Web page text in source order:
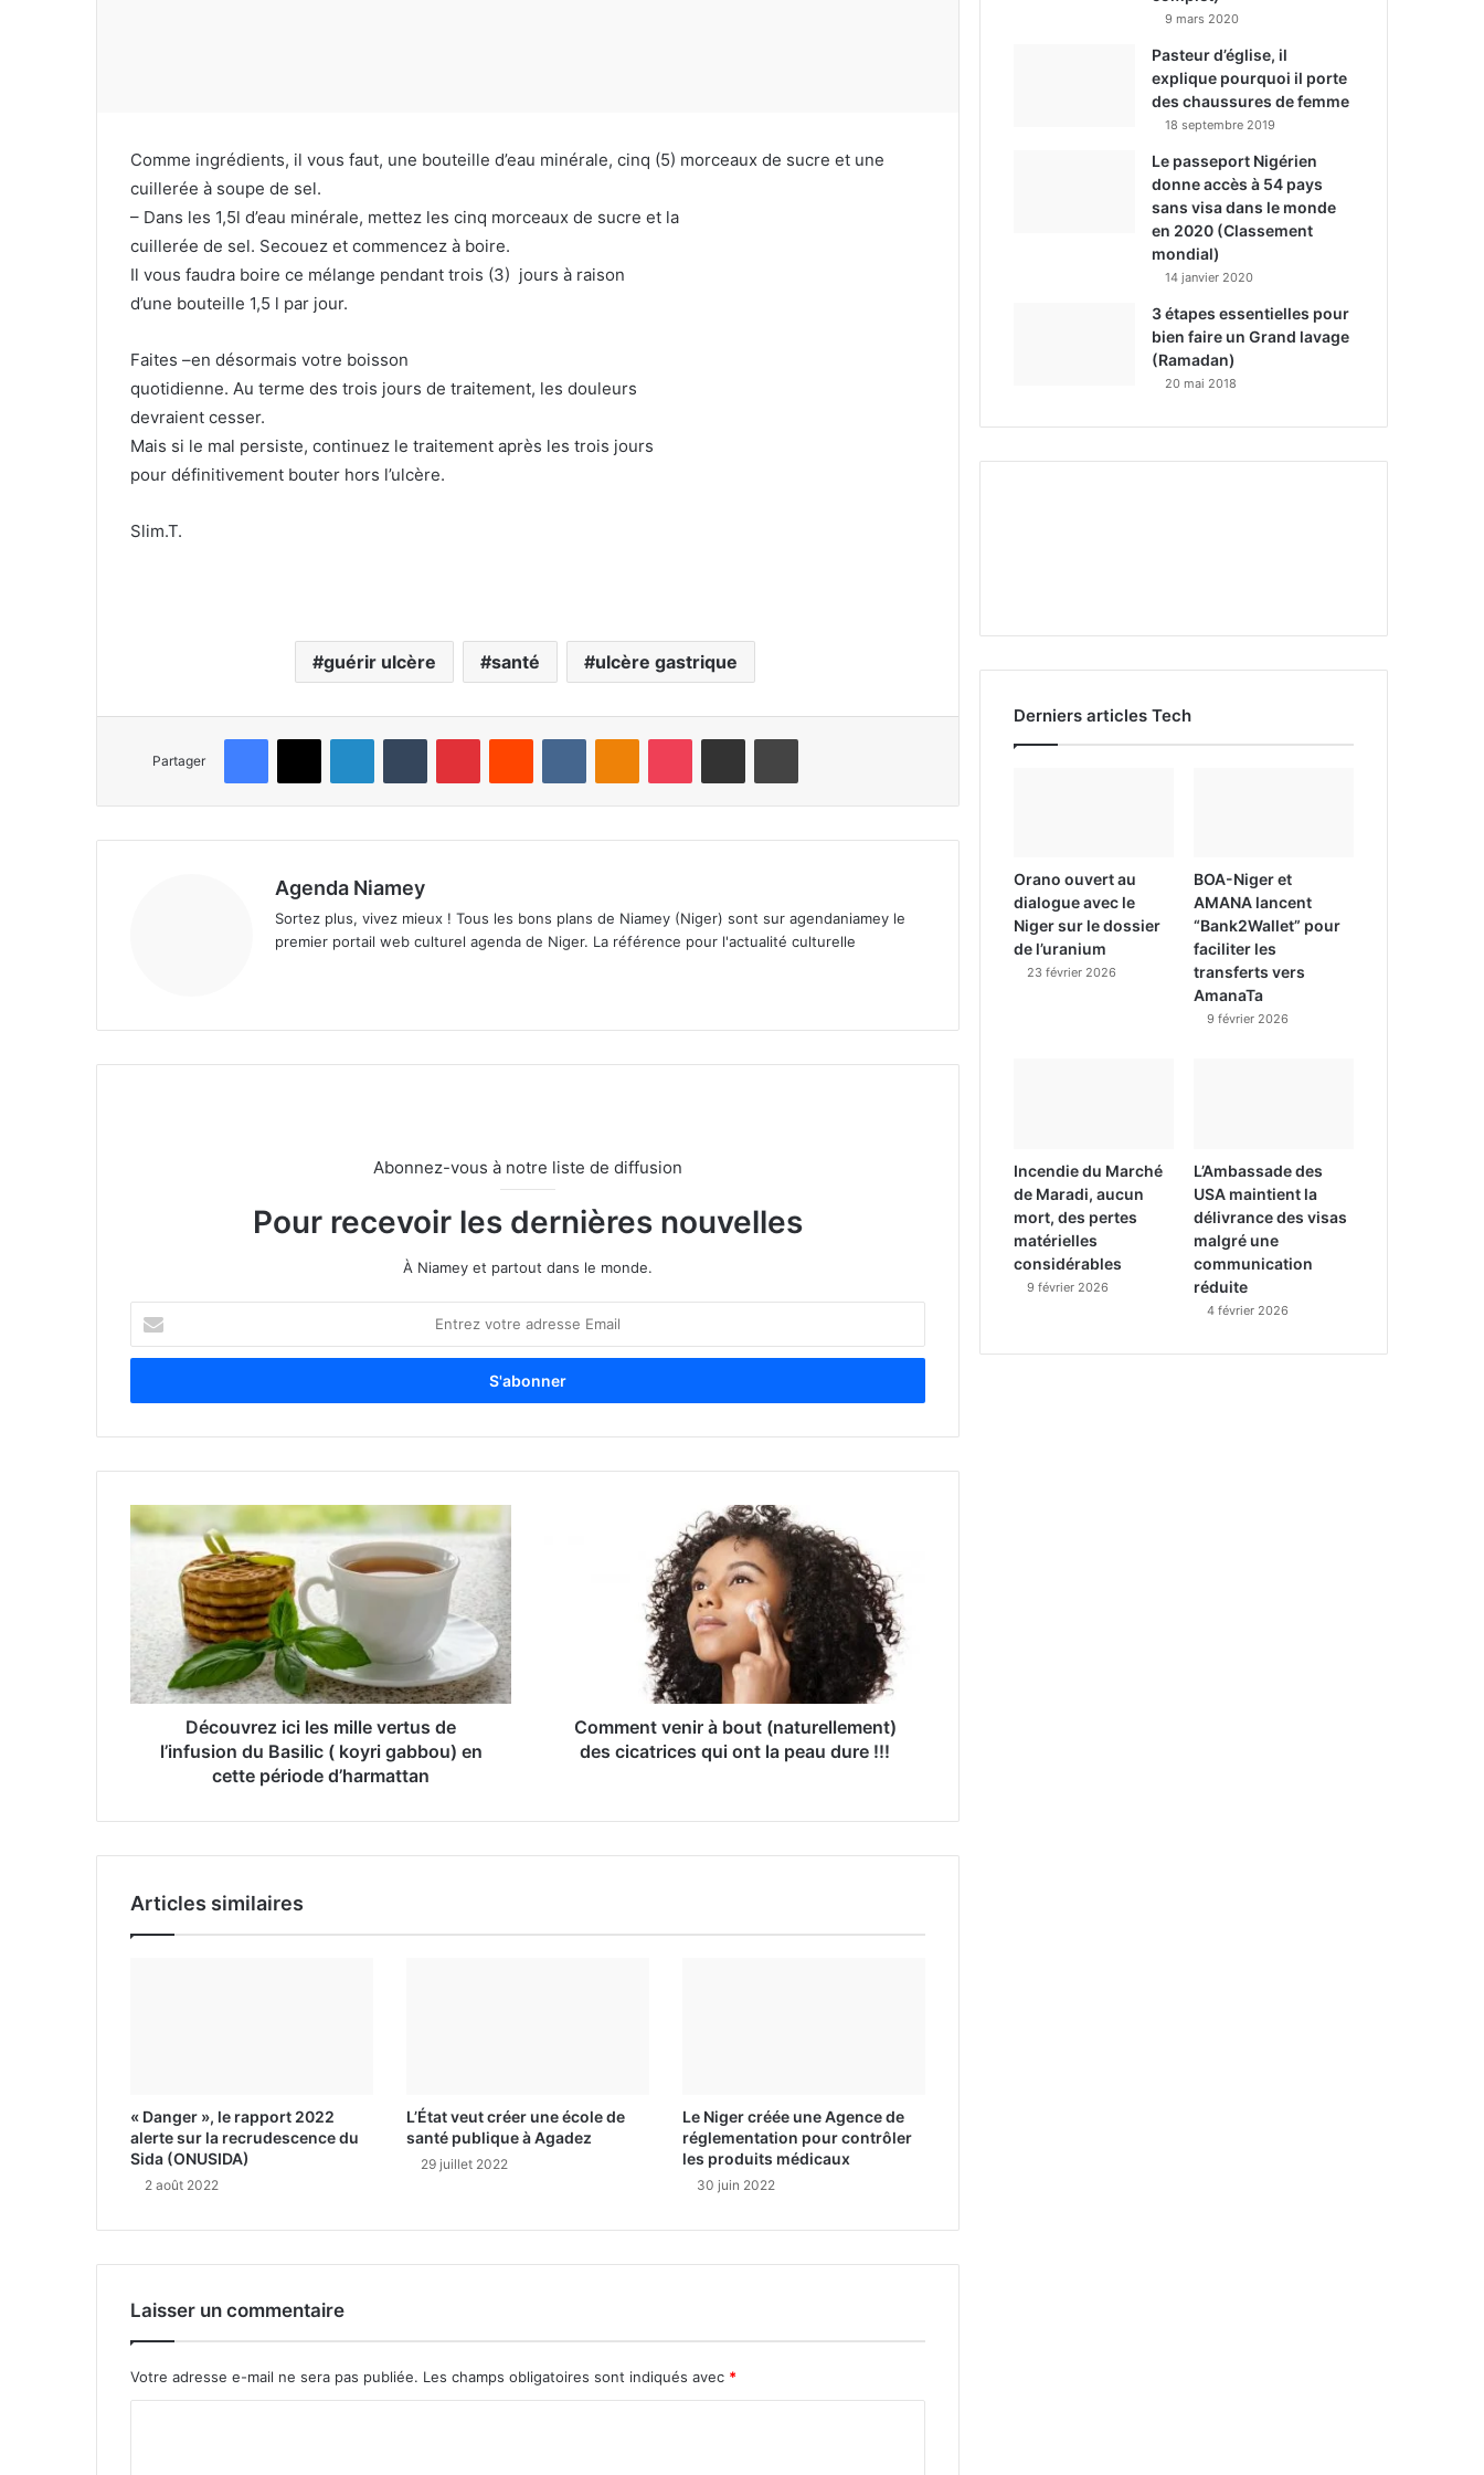
Comme ingrédients, il vous faut, une bouteille d’eau minérale, cinq (5) morceaux de sucre et une
cuillerée à soupe de sel.
– Dans les 1,5l d’eau minérale, mettez les cinq morceaux de sucre et la
cuillerée de sel. Secouez et commencez à boire.
Il vous faudra boire ce mélange pendant trois (3) jours à raison
d’une bouteille 1,5 l par jour.
Faites –en désormais votre boisson
quotidienne. Au terme des trois jours de traitement, les douleurs
devraient cesser.
Mais si le mal persiste, continuez le traitement après les trois jours
pour définitivement bouter hors l’ulcère.
Slim.T.
guérir ulcère santé ulcère gastrique
Partager
Agenda Niamey
Sortez plus, vivez mieux ! Tous les bons plans de Niamey (Niger) sont sur agendaniamey le
premier portail web culturel agenda de Niger. La référence pour l'actualité culturelle
Abonnez-vous à notre liste de diffusion
Pour recevoir les dernières nouvelles
À Niamey et partout dans le monde.
t
e
o
r
e
l
Découvrez ici les mille vertus de
l’infusion du Basilic ( koyri gabbou) en
cette période d’harmattan
Comment venir à bout (naturellement)
des cicatrices qui ont la peau dure !!!
Articles similaires
« Danger », le rapport 2022
alerte sur la recrudescence du
Sida (ONUSIDA)
2 août 2022
L’État veut créer une école de
santé publique à Agadez
29 juillet 2022
Le Niger créée une Agence de
réglementation pour contrôler
les produits médicaux
30 juin 2022
Laisser un commentaire
Votre adresse e-mail ne sera pas publiée. Les champs obligatoires sont indiqués avec *
9 mars 2020
Pasteur d’église, il
explique pourquoi il porte
des chaussures de femme
18 septembre 2019
Le passeport Nigérien
donne accès à 54 pays
sans visa dans le monde
en 2020 (Classement
mondial)
14 janvier 2020
3 étapes essentielles pour
bien faire un Grand lavage
(Ramadan)
20 mai 2018
Derniers articles Tech
Orano ouvert au
dialogue avec le
Niger sur le dossier
de l’uranium
23 février 2026
BOA-Niger et
AMANA lancent
“Bank2Wallet” pour
faciliter les
transferts vers
AmanaTa
9 février 2026
Incendie du Marché
de Maradi, aucun
mort, des pertes
matérielles
considérables
9 février 2026
L’Ambassade des
USA maintient la
délivrance des visas
malgré une
communication
réduite
4 février 2026